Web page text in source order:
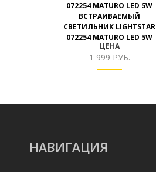
ВСТРАИВАЕМЫЙ
СВЕТИЛЬНИК LIGHTSTAR
072254 MATURO LED 5W
ЦЕНА
1 999 РУБ.
НАВИГАЦИЯ